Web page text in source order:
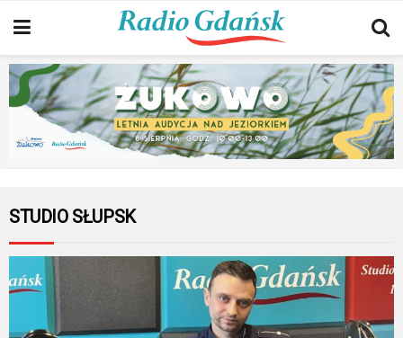
STUDIO SŁUPSK